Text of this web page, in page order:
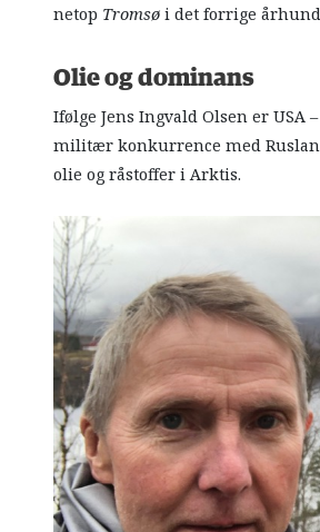
netop Tromsøi det forrige
Olie og dominans
Ifølge Jens Ingvald Olsen er USA
militær konkurrence med
olie og råstoffer i Arktis.